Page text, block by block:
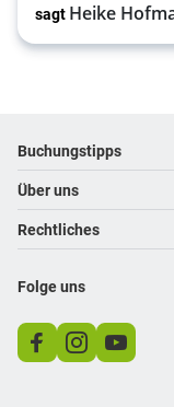
sagt Heike
Footer navigation
Buchungstipps
Warum im Reisebüro
Hoteltipps
Reisewelten
Über uns
Kontakt
Öffnungszeiten
Rechtliches
Folge uns